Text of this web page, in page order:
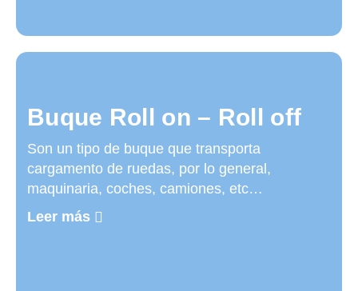
Buque Roll on – Roll off
Son un tipo de buque que transporta
cargamento de ruedas, por lo general,
maquinaria, coches, camiones, etc…
Leer más